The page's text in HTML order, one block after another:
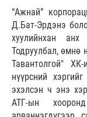
“Ажнай”
Д.Бат-Эрдэнэ
хуулийнхан
Тодруулбал, өмнө
Тавантолгой"
нүүрсний
эхэлсэн ч энэ
АТГ-ын